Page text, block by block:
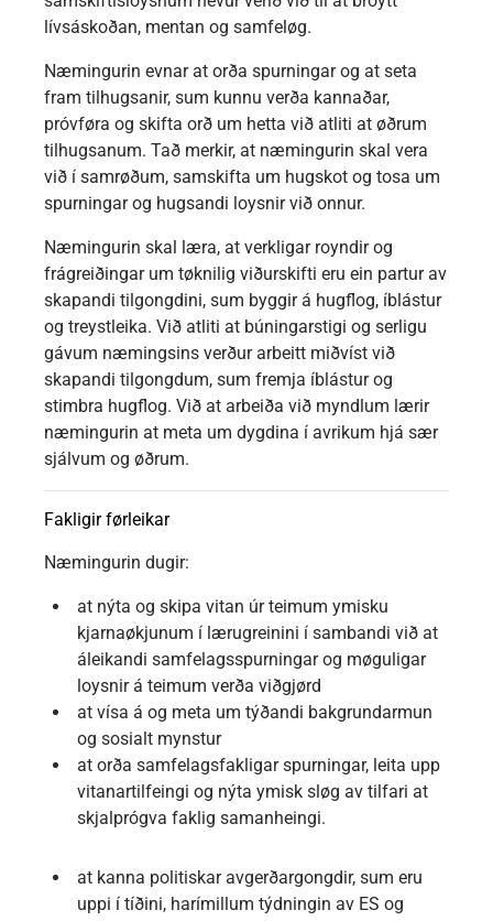
lívsáskoðan, mentan og samfeløg.
Næmingurin evnar at orða spurningar og at seta
fram tilhugsanir, sum kunnu verða kannaðar,
próvføra og skifta orð um hetta við atliti at øðrum
tilhugsanum. Tað merkir, at næmingurin skal vera
við í samrøðum, samskifta um hugskot og tosa um
spurningar og hugsandi loysnir við onnur.
Næmingurin skal læra, at verkligar royndir og
frágreiðingar um tøknilig viðurskifti eru ein partur av
skapandi tilgongdini, sum byggir á hugflog, íblástur
og treystleika. Við atliti at búningarstigi og serligu
gávum næmingsins verður arbeitt miðvíst við
skapandi tilgongdum, sum fremja íblástur og
stimbra hugflog. Við at arbeiða við myndlum lærir
næmingurin at meta um dygdina í avrikum hjá sær
sjálvum og øðrum.
Fakligir førleikar
Næmingurin dugir:
at nýta og skipa vitan úr teimum ymisku
kjarnaøkjunum í lærugreinini í sambandi við at
áleikandi samfelagsspurningar og møguligar
loysnir á teimum verða viðgjørd
at vísa á og meta um týðandi bakgrundarmun
og sosialt mynstur
at orða samfelagsfakligar spurningar, leita upp
vitanartilfeingi og nýta ymisk sløg av tilfari at
skjalprógva faklig samanheingi.
at kanna politiskar avgerðargongdir, sum eru
uppi í tíðini, harímillum týdningin av ES og